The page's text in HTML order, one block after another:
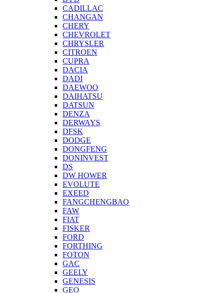
CADILLAC
CHANGAN
CHERY
CHEVROLET
CHRYSLER
CITROEN
CUPRA
DACIA
DADI
DAEWOO
DAIHATSU
DATSUN
DENZA
DERWAYS
DFSK
DODGE
DONGFENG
DONINVEST
DS
DW HOWER
EVOLUTE
EXEED
FANGCHENGBAO
FAW
FIAT
FISKER
FORD
FORTHING
FOTON
GAC
GEELY
GENESIS
GEO